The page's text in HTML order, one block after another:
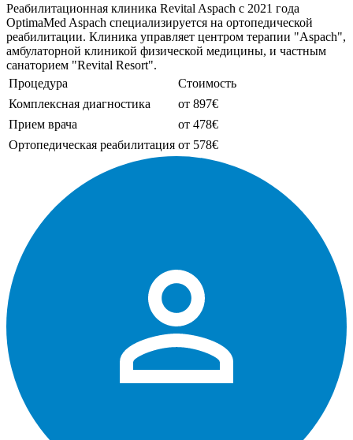
Реабилитационная клиника Revital Aspach с 2021 года
OptimaMed Aspach специализируется на ортопедической
реабилитации. Клиника управляет центром терапии "Aspach",
амбулаторной клиникой физической медицины, и частным
санаторием "Revital Resort".
Процедура
Стоимость
Комплексная диагностика
от 897€
Прием врача
от 478€
Ортопедическая реабилитация от 578€